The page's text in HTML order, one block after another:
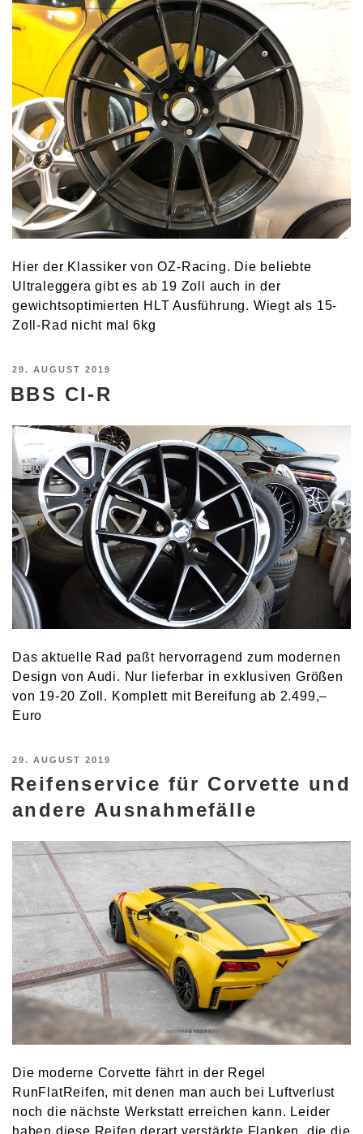
Hier der Klassiker von OZ-Racing. Die beliebte
Ultraleggera gibt es ab 19 Zoll auch in der
gewichtsoptimierten HLT Ausführung. Wiegt als 15-
Zoll-Rad nicht mal 6kg
VERÖFFENTLICHT
AM
29. AUGUST 2019
BBS CI-R
Das aktuelle Rad paßt hervorragend zum modernen
Design von Audi. Nur lieferbar in exklusiven Größen
von 19-20 Zoll. Komplett mit Bereifung ab 2.499,–
Euro
VERÖFFENTLICHT
AM
29. AUGUST 2019
Reifenservice für Corvette und
andere Ausnahmefälle
Die moderne Corvette fährt in der Regel
RunFlatReifen, mit denen man auch bei Luftverlust
noch die nächste Werkstatt erreichen kann. Leider